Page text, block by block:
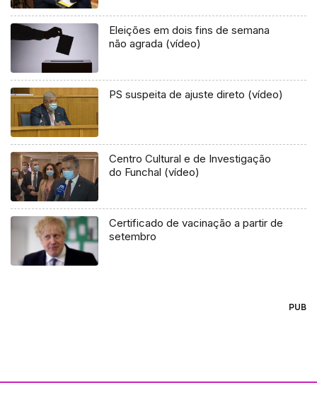
Eleições em dois fins de semana
não agrada (vídeo)
PS suspeita de ajuste direto (vídeo)
Centro Cultural e de Investigação
do Funchal (vídeo)
Certificado de vacinação a partir de
setembro
PUB